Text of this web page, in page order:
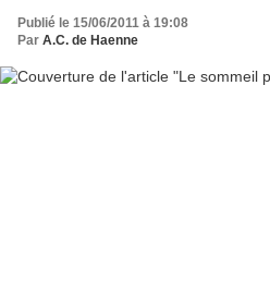
Publié le 15/06/2011 à 19:08
Par A.C. de Haenne